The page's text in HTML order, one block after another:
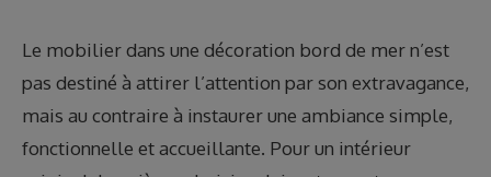
Le mobilier dans une décoration bord de mer n’est
pas destiné à attirer l’attention par son extravagance,
mais au contraire à instaurer une ambiance simple,
fonctionnelle et accueillante. Pour un intérieur